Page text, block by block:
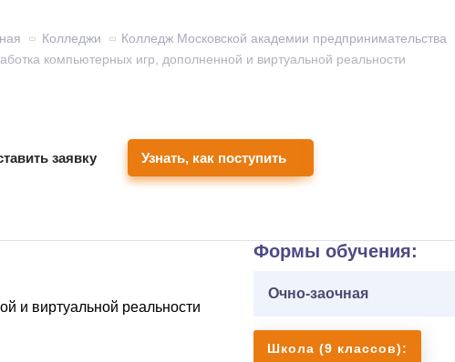
Колледжи
Колледж Московской академии предпринимательства
компьютерных игр, дополненной и виртуальной реальности
заявку Узнать, как поступить
и виртуальной реальности
Формы обучения:
Очно-заочная
Школа (9 классов):